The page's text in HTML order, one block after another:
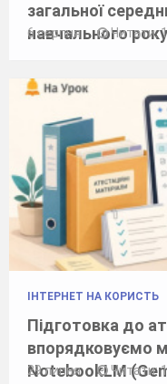
загальної
навчального року
6 серпня Читати:
ІНТЕРНЕТ НА КОРИСТЬ
Підготовка до
впорядковуємо
NotebookLM
29 липня Читати: